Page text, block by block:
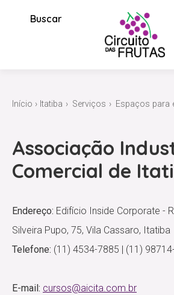
Buscar
Início › Itatiba Serviços Espaços para
Associação
Comercial de
Endereço: Edifício Inside Corporate -
Silveira Pupo, 75, Vila Cassaro, Itatiba
Telefone: (11) 4534-7885 | (11)
E-mail: cursos@aicita.com.br